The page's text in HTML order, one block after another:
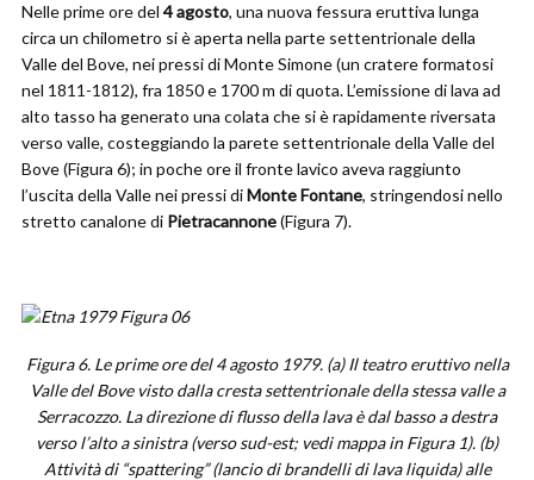
Nelle prime ore del 4 agosto, una nuova fessura eruttiva lunga
circa un chilometro si è aperta nella parte settentrionale della
Valle del Bove, nei pressi di Monte Simone (un cratere formatosi
nel 1811-1812), fra 1850 e 1700 m di quota. L’emissione di lava ad
alto tasso ha generato una colata che si è rapidamente riversata
verso valle, costeggiando la parete settentrionale della Valle del
Bove (Figura 6); in poche ore il fronte lavico aveva raggiunto
l’uscita della Valle nei pressi diMonte Fontane, stringendosi nello
stretto canalone di Pietracannone(Figura 7).
Figura 6. Le prime ore del 4 agosto 1979. (a) Il teatro eruttivo nella
Valle del Bove visto dalla cresta settentrionale della stessa valle a
Serracozzo. La direzione di flusso della lava è dal basso a destra
verso l’alto a sinistra (verso sud-est; vedi mappa in Figura 1). (b)
Attività di “spattering” (lancio di brandelli di lava liquida) alle